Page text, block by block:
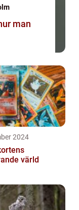
man
2024
värld